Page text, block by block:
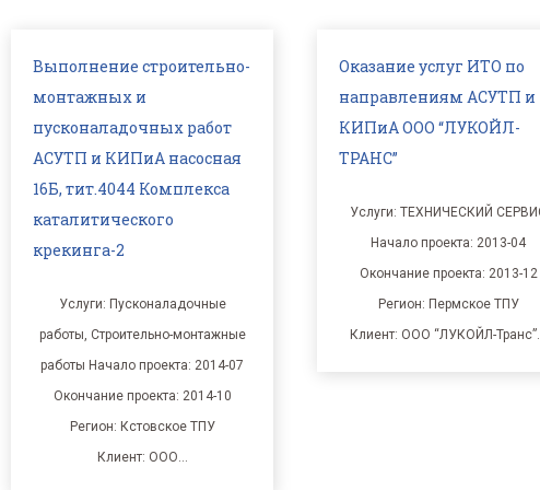
Оказание услуг ИТО по
направлениям АСУТП и
КИПиА ООО “ЛУКОЙЛ-
ТРАНС”
Начало проекта: 2013-04
Регион: Пермское ТПУ
Клиент: ООО “ЛУКОЙЛ-Транс”…
Техническое
перевооружение АСУ
абсорбционно-
газофракционирующей
Услуги: Разработка проектно-
сметной документации Начало
проекта: 2014-06 Окончание
проекта: 2014-12